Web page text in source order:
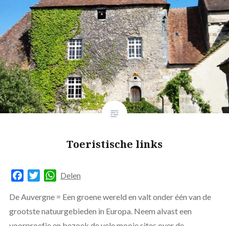
Toeristische links
FacebookTwitterWhatsApp
Delen
De Auvergne = Een groene wereld en valt onder één van de
grootste natuurgebieden in Europa. Neem alvast een